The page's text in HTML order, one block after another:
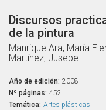
Discursos
de la pintura
Manrique Ara, María
Martínez, Jusepe
Año de edición: 2008
Nº páginas: 452
Temática: Artes plásticas